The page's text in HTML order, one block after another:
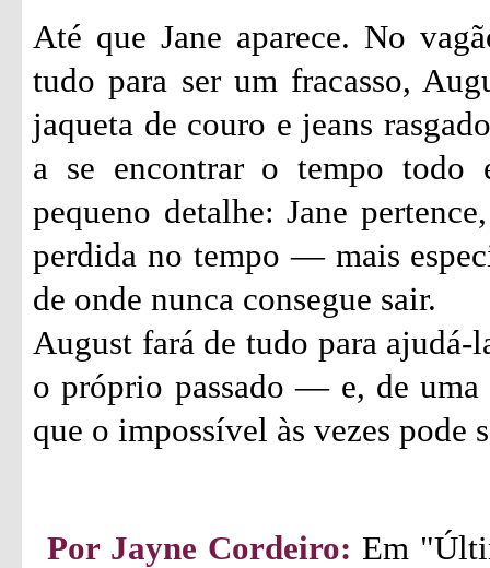
Até que Jane aparece. No
tudo para ser um fracasso,
jaqueta de couro e jeans
a se encontrar o tempo todo
pequeno detalhe: Jane
perdida no tempo — mais
de onde nunca consegue sair.
August fará de tudo para ajudá-
o próprio passado — e, de uma
que o impossível às vezes pode
Por Jayne Cordeiro: Em